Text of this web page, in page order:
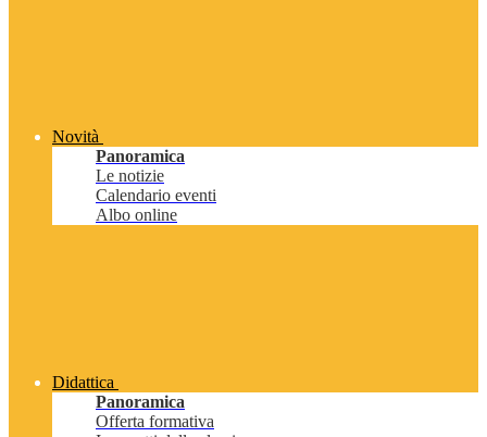
Novità
Panoramica
Le notizie
Calendario eventi
Albo online
Didattica
Panoramica
Offerta formativa